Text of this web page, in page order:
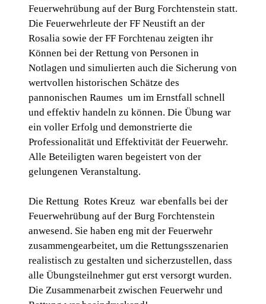
Feuerwehrübung auf der Burg Forchtenstein statt.
Die Feuerwehrleute der FF Neustift an der
Rosalia sowie der FF Forchtenau zeigten ihr
Können bei der Rettung von Personen in
Notlagen und simulierten auch die Sicherung von
wertvollen historischen Schätze des
pannonischen Raumes um im Ernstfall schnell
und effektiv handeln zu können. Die Übung war
ein voller Erfolg und demonstrierte die
Professionalität und Effektivität der Feuerwehr.
Alle Beteiligten waren begeistert von der
gelungenen Veranstaltung.
Die Rettung Rotes Kreuz war ebenfalls bei der
Feuerwehrübung auf der Burg Forchtenstein
anwesend. Sie haben eng mit der Feuerwehr
zusammengearbeitet, um die Rettungsszenarien
realistisch zu gestalten und sicherzustellen, dass
alle Übungsteilnehmer gut erst versorgt wurden.
Die Zusammenarbeit zwischen Feuerwehr und